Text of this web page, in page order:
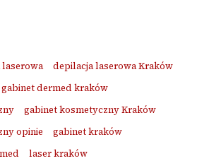
depilacja laserowa Kraków
gabinet dermed kraków
gabinet kosmetyczny Kraków
opinie
gabinet kraków
laser kraków